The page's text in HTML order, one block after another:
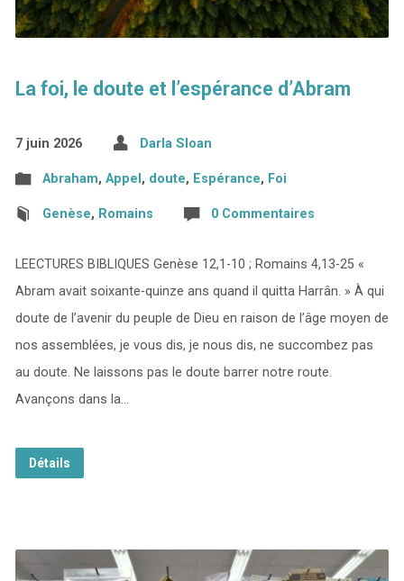
La foi, le doute et l’espérance d’Abram
7 juin 2026 Darla Sloan
Abraham, Appel , doute, Espérance, Foi
Genèse, Romains 0 Commentaires
LEECTURES BIBLIQUES Genèse 12,1-10 ; Romains 4,13-25 «
Abram avait soixante-quinze ans quand il quitta Harrân. » À qui
doute de l’avenir du peuple de Dieu en raison de l’âge moyen de
nos assemblées, je vous dis, je nous dis, ne succombez pas
au doute. Ne laissons pas le doute barrer notre route.
Avançons dans la…
Détails